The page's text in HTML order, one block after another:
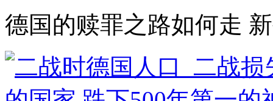
德国的赎罪之路如何走